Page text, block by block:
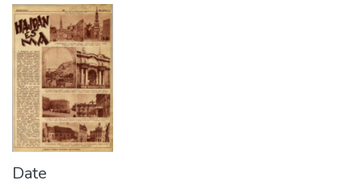
About us
Date